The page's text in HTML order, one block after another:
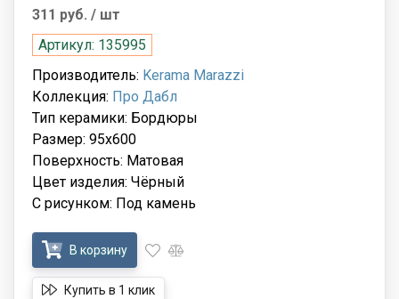
311 руб. / шт
Артикул: 135995
Производитель: Kerama Marazzi
Коллекция: Про Дабл
Тип керамики: Бордюры
Размер: 95x600
Поверхность: Матовая
Цвет изделия: Чёрный
С рисунком: Под камень
В корзину
Купить в 1 клик